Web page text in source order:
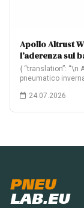
Apollo Altrust
l’aderenza sul
{ “translation”: “\n
pneumatico
24.07.2026
PNEU
LAB.EU